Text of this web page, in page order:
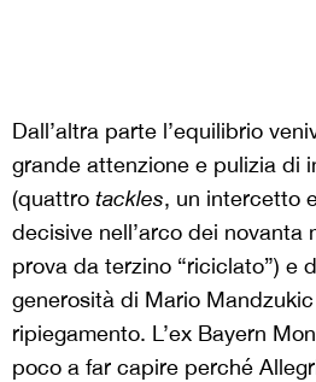
Dall’altra parte l’equilibrio
grande attenzione e pulizia di
(quattro tackles, un intercetto
decisive nell’arco dei novanta
prova da terzino “riciclato”) e
generosità di Mario
ripiegamento. L’ex Bayern
poco a far capire perché